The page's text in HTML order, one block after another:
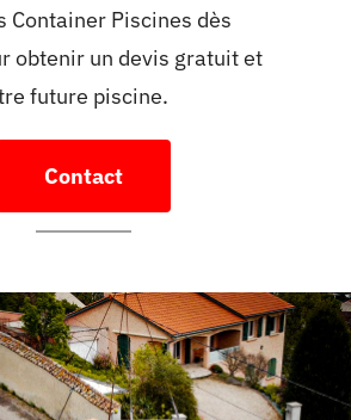
Container Piscines dès
obtenir un devis gratuit et
future piscine.
Contact